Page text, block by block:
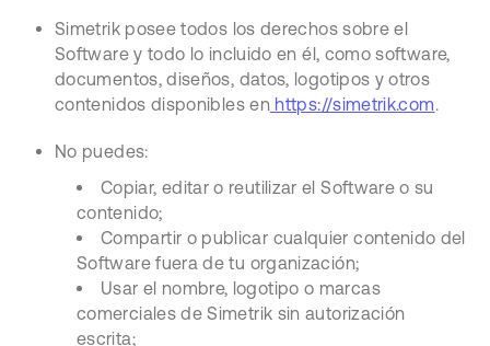
Simetrik posee todos los derechos sobre el
Software y todo lo incluido en él, como software,
documentos, diseños, datos, logotipos y otros
contenidos disponibles en https://simetrik.com.
No puedes:
Copiar, editar o reutilizar el Software o su
contenido;
Compartir o publicar cualquier contenido del
Software fuera de tu organización;
Usar el nombre, logotipo o marcas
comerciales de Simetrik sin autorización
escrita;